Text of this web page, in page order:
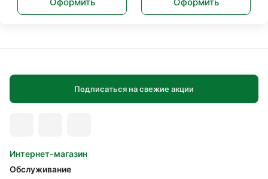
Оформить Оформить
Подписаться на свежие акции
Интернет-магазин
Обслуживание